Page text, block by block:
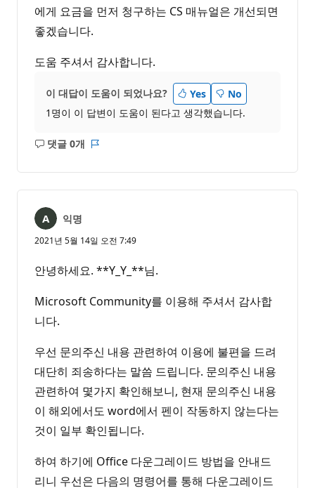
에게 요금을 먼저 청구하는 CS 매뉴얼은 개선되면
좋겠습니다.
도움 주셔서 감사합니다.
이 대답이 도움이 되었나요? Yes
No
1명이 이 답변이 도움이 된다고 생각했습니다.
댓글 0개
설
음
익명
2021년 5월 14일 오전 7:49
안녕하세요. **Y_Y_**님.
Microsoft Community를 이용해 주셔서 감사합
니다.
우선 문의주신 내용 관련하여 이용에 불편을 드려
대단히 죄송하다는 말씀 드립니다. 문의주신 내용
관련하여 몇가지 확인해보니, 현재 문의주신 내용
이 해외에서도 word에서 펜이 작동하지 않는다는
것이 일부 확인됩니다.
하여 하기에 Office 다운그레이드 방법을 안내드
리니 우선은 다음의 명령어를 통해 다운그레이드